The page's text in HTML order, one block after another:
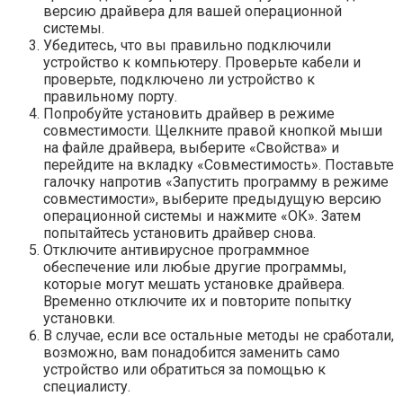
версию драйвера для вашей операционной
системы.
Убедитесь, что вы правильно подключили
устройство к компьютеру. Проверьте кабели и
проверьте, подключено ли устройство к
правильному порту.
Попробуйте установить драйвер в режиме
совместимости. Щелкните правой кнопкой мыши
на файле драйвера, выберите «Свойства» и
перейдите на вкладку «Совместимость». Поставьте
галочку напротив «Запустить программу в режиме
совместимости», выберите предыдущую версию
операционной системы и нажмите «ОК». Затем
попытайтесь установить драйвер снова.
Отключите антивирусное программное
обеспечение или любые другие программы,
которые могут мешать установке драйвера.
Временно отключите их и повторите попытку
установки.
В случае, если все остальные методы не сработали,
возможно, вам понадобится заменить само
устройство или обратиться за помощью к
специалисту.